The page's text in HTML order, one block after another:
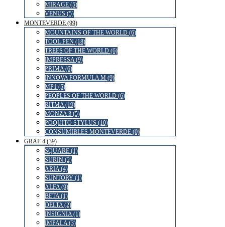
MIRAGE (5)
VENUS (5)
MONTEVERDE (99)
MOUNTAINS OF THE WORLD (6)
TOOL PEN (18)
TREES OF THE WORLD (6)
IMPRESSA (9)
PRIMA (6)
INNOVA FORMULA M (9)
MP1 (5)
PEOPLES OF THE WORLD (6)
RITMA (19)
MONZA 3 (5)
POQUITO STYLUS (10)
CONSUMIBLES MONTEVERDE (0)
GRAF 4 (39)
SQUARE (1)
SURIN (2)
ARIA (4)
SUNTORY (1)
ALFA (9)
BETA (1)
DELTA (2)
INSIGNIA (1)
IMPALA (3)